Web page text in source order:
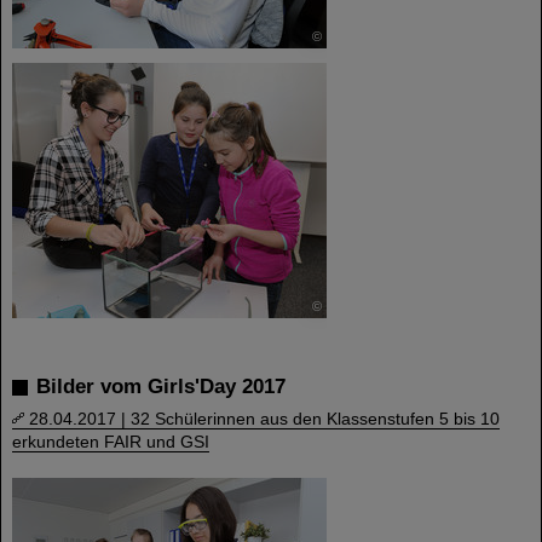
©
©
Bilder vom Girls'Day 2017
28.04.2017 | 32 Schülerinnen aus den Klassenstufen 5 bis 10
erkundeten FAIR und GSI